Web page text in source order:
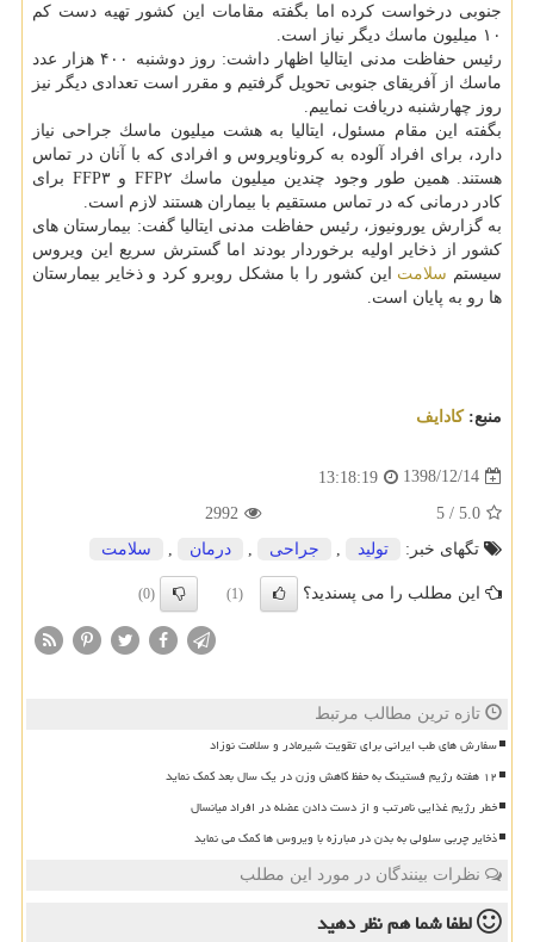
جنوبی درخواست كرده اما بگفته مقامات این كشور تهیه دست كم
۱۰ میلیون ماسك دیگر نیاز است.
رئیس حفاظت مدنی ایتالیا اظهار داشت: روز دوشنبه ۴۰۰ هزار عدد
ماسك از آفریقای جنوبی تحویل گرفتیم و مقرر است تعدادی دیگر نیز
روز چهارشنبه دریافت نماییم.
بگفته این مقام مسئول، ایتالیا به هشت میلیون ماسك جراحی نیاز
دارد، برای افراد آلوده به كروناویروس و افرادی كه با آنان در تماس
هستند. همین طور وجود چندین میلیون ماسك FFP۲ و FFP۳ برای
كادر درمانی كه در تماس مستقیم با بیماران هستند لازم است.
به گزارش یورونیوز، رئیس حفاظت مدنی ایتالیا گفت: بیمارستان های
كشور از ذخایر اولیه برخوردار بودند اما گسترش سریع این ویروس
سیستم سلامت این كشور را با مشكل روبرو كرد و ذخایر بیمارستان
ها رو به پایان است.
منبع:كادایف
1398/12/14
13:18:19
5.0
/
5
2992
تگهای خبر:
تولید جراحی درمان سلامت
این مطلب را می پسندید؟ (1)
(0)
تازه ترین مطالب مرتبط
سفارش های طب ایرانی برای تقویت شیرمادر و سلامت نوزاد
۱۲ هفته رژیم فستینگ به حفظ کاهش وزن در یک سال بعد کمک نماید
خطر رژیم غذایی نامرتب و از دست دادن عضله در افراد میانسال
ذخایر چربی سلولی به بدن در مبارزه با ویروس ها کمک می نماید
نظرات بینندگان در مورد این مطلب
لطفا شما همنظر دهید